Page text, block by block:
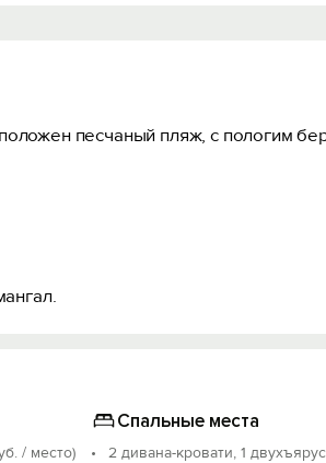
песчаный пляж, с пологим
/ место)
Спальные места
2 дивана-кровати, 1